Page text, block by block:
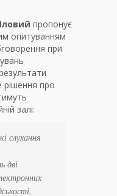
пропонує
опитуванням
при
рішення про
залі:
слухання
дві